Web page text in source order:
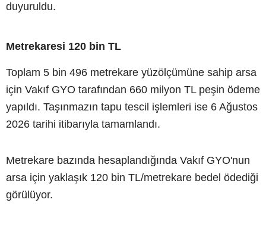
duyuruldu.
Metrekaresi 120 bin TL
Toplam 5 bin 496 metrekare yüzölçümüne sahip arsa
için Vakıf GYO tarafından 660 milyon TL peşin ödeme
yapıldı. Taşınmazın tapu tescil işlemleri ise 6 Ağustos
2026 tarihi itibarıyla tamamlandı.
Metrekare bazında hesaplandığında Vakıf GYO'nun
arsa için yaklaşık 120 bin TL/metrekare bedel ödediği
görülüyor.